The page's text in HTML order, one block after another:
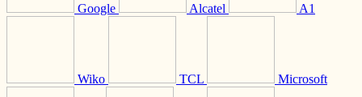
Google Alcatel A1
Wiko TCL Microsoft